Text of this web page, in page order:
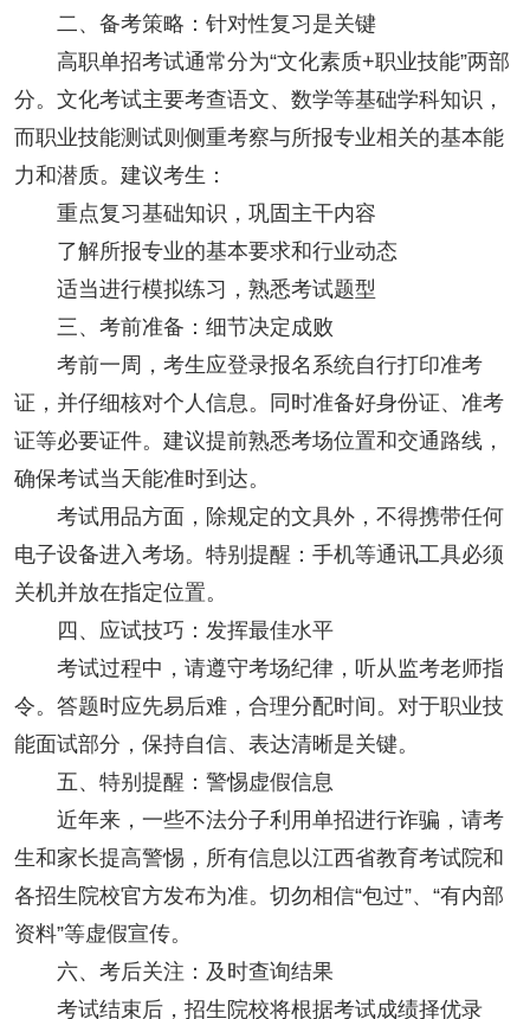
二、备考策略：针对性复习是关键
高职单招考试通常分为“文化素质+职业技能”两部
分。文化考试主要考查语文、数学等基础学科知识，
而职业技能测试则侧重考察与所报专业相关的基本能
力和潜质。建议考生：
重点复习基础知识，巩固主干内容
了解所报专业的基本要求和行业动态
适当进行模拟练习，熟悉考试题型
三、考前准备：细节决定成败
考前一周，考生应登录报名系统自行打印准考
证，并仔细核对个人信息。同时准备好身份证、准考
证等必要证件。建议提前熟悉考场位置和交通路线，
确保考试当天能准时到达。
考试用品方面，除规定的文具外，不得携带任何
电子设备进入考场。特别提醒：手机等通讯工具必须
关机并放在指定位置。
四、应试技巧：发挥最佳水平
考试过程中，请遵守考场纪律，听从监考老师指
令。答题时应先易后难，合理分配时间。对于职业技
能面试部分，保持自信、表达清晰是关键。
五、特别提醒：警惕虚假信息
近年来，一些不法分子利用单招进行诈骗，请考
生和家长提高警惕，所有信息以江西省教育考试院和
各招生院校官方发布为准。切勿相信“包过”、“有内部
资料”等虚假宣传。
六、考后关注：及时查询结果
考试结束后，招生院校将根据考试成绩择优录